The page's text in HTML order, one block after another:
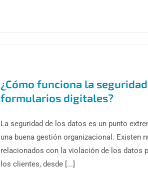
¿Cómo funciona la
formularios digitales?
La seguridad de los datos es un punto
una buena gestión organizacional. Existen
relacionados con la violación de los datos
los clientes, desde [...]